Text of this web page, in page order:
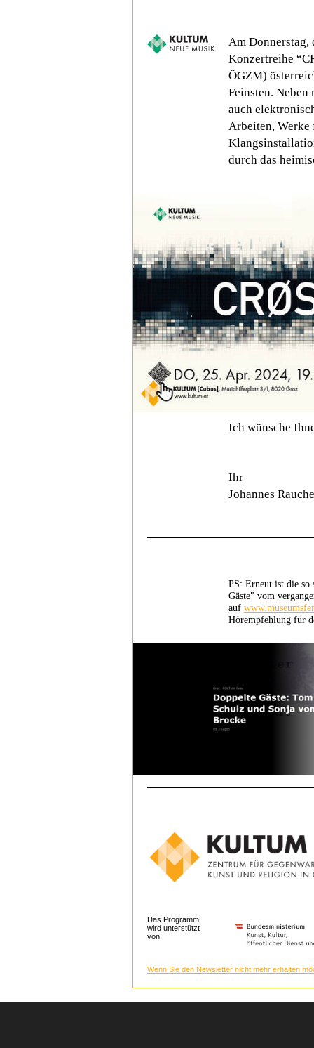
Am Donnerstag,
Konzertreihe
ÖGZM)
Feinsten. Neben
auch
Arbeiten,
durch das
Ich wünsche
Ihr
Johannes
PS: Erneut ist die so
Gäste" vom
auf
Hörempfehlung für
Das Programm
wird unterstützt
von:
Wenn Sie den Newsletter nicht mehr erhalten